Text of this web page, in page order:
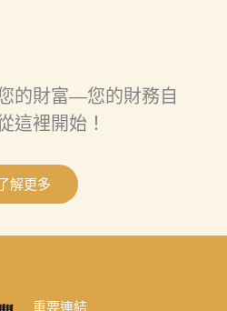
的財富—您的財務自
這裡開始！
解更多
重要連結